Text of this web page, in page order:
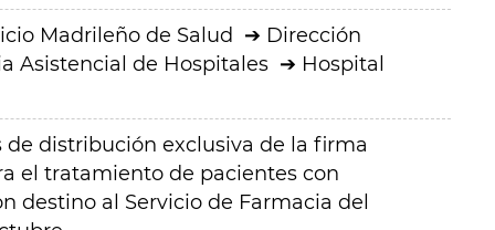
Madrileño de Salud
Dirección
Asistencial de Hospitales
Hospital
distribución exclusiva de la firma
el tratamiento de pacientes con
destino al Servicio de Farmacia del